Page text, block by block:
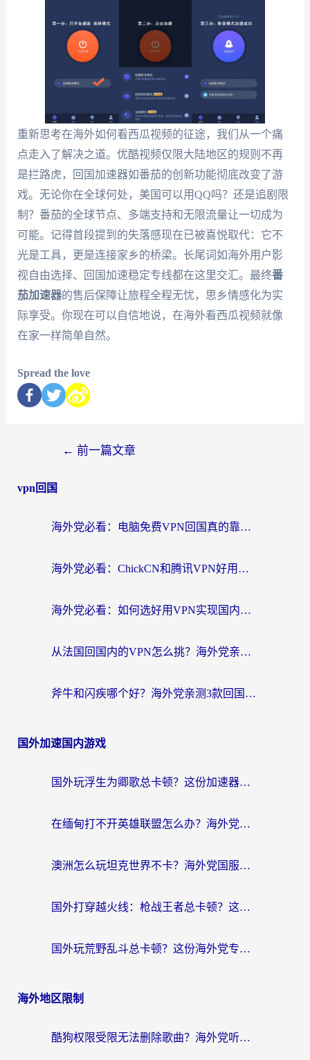
重新思考在海外如何看西瓜视频的征途，我们从一个痛
点走入了解决之道。优酷视频仅限大陆地区的规则不再
是拦路虎，回国加速器如番茄的创新功能彻底改变了游
戏。无论你在全球何处，美国可以用QQ吗？还是追剧限
制？番茄的全球节点、多端支持和无限流量让一切成为
可能。记得首段提到的失落感现在已被喜悦取代：它不
光是工具，更是连接家乡的桥梁。长尾词如海外用户影
视自由选择、回国加速稳定专线都在这里交汇。最终番
茄加速器的售后保障让旅程全程无忧，思乡情感化为实
际享受。你现在可以自信地说，在海外看西瓜视频就像
在家一样简单自然。
Spread the love
← 前一篇文章
vpn回国
海外党必看：电脑免费VPN回国真的靠谱吗？附实测对比与最优方案指南
海外党必看：ChickCN和腾讯VPN好用吗？3招选对回国加速器，告别地区限制
海外党必看：如何选好用VPN实现国内资源无缝访问？从越南到全球都适用
从法国回国内的VPN怎么挑？海外党亲测：稳定、多端、安全才是关键
斧牛和闪疾哪个好？海外党亲测3款回国加速器，教你选到不踩坑的那一款
国外加速国内游戏
国外玩浮生为卿歌总卡顿？这份加速器选择指南帮你找回丝滑体验
在缅甸打不开英雄联盟怎么办？海外党亲测有效的国服游戏加速指南
澳洲怎么玩坦克世界不卡？海外党国服游戏加速终极指南（附逆战奇妙碰碰车解决方案）
国外打穿越火线：枪战王者总卡顿？这篇加速器推荐下载指南帮你解决延迟难题
国外玩荒野乱斗总卡顿？这份海外党专属的国服游戏加速攻略请收好
海外地区限制
酷狗权限受限无法删除歌曲？海外党听国内音乐的终极解决方案来了